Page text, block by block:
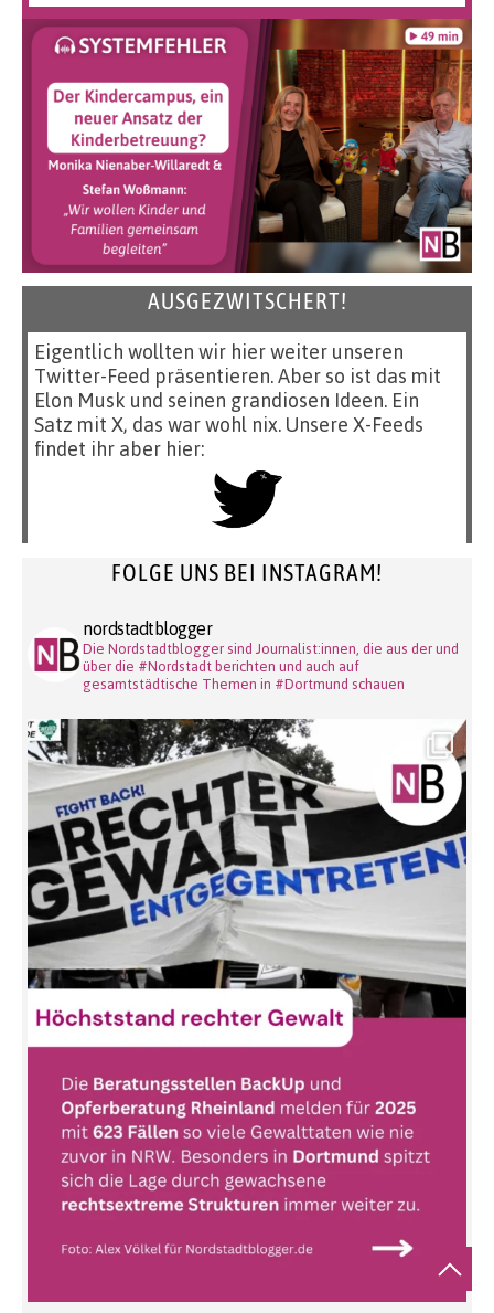
AUSGEZWITSCHERT!
Eigentlich wollten wir hier weiter unseren
Twitter-Feed präsentieren. Aber so ist das mit
Elon Musk und seinen grandiosen Ideen. Ein
Satz mit X, das war wohl nix. Unsere X-Feeds
findet ihr aber hier:
FOLGE UNS BEI INSTAGRAM!
nordstadtblogger
Die Nordstadtblogger sind Journalist:innen, die aus der und
über die #Nordstadt berichten und auch auf
gesamtstädtische Themen in #Dortmund schauen